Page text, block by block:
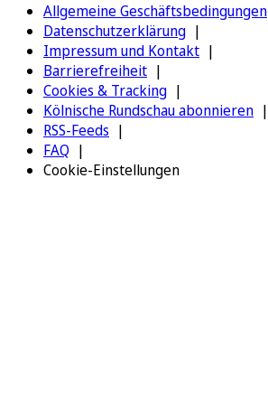
Allgemeine Geschäftsbedingungen
Datenschutzerklärung
Impressum und Kontakt
Barrierefreiheit
Cookies & Tracking
Kölnische Rundschau abonnieren
RSS-Feeds
FAQ
Cookie-Einstellungen